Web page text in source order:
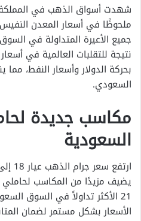
شهدت أسواق الذهب في المملكة
ملحوظًا في أسعار المعدن
جميع الأعيرة المتداولة في
نتيجة للتقلبات العالمية في
بحركة الدولار وأسعار النفط،
السعودي.
مكاسب جديدة
السعودية
يضيف مزيدًا من المكاسب لحاملي
21 الأكثر تداولاً في السوق
الأسعار بشكل مستمر لضمان